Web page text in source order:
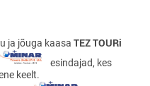
ja jõuga kaasaTEZ TOURi
esindajad, kes
keelt.